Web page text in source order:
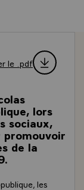
le .pdf
lors
sociaux,
promouvoir
de la
les